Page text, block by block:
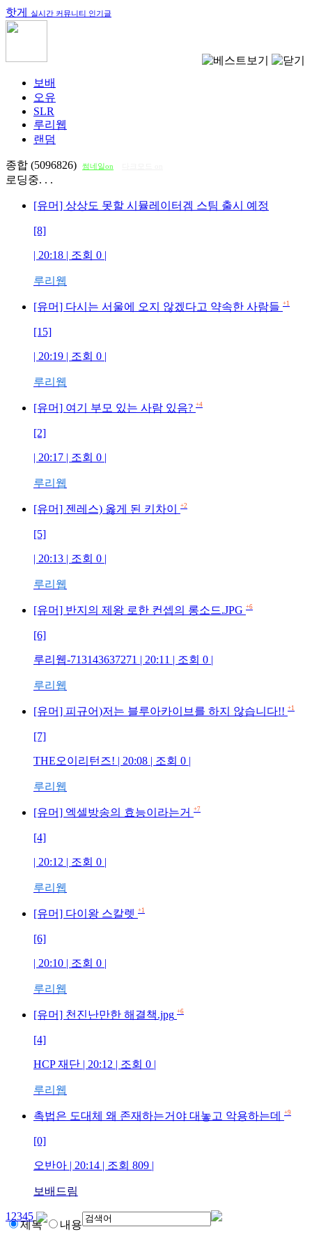
핫게 실시간 커뮤니티 인기글
보배
오유
SLR
루리웹
랜덤
종합 (5096826) 썸네일on
로딩중. . .
[유머] 상상도 못할 시뮬레이터겜 스팀 출시 예정
[8]
| 20:18 | 조회 0 |
루리웹
[유머] 다시는 서울에 오지 않겠다고 약속한 사람들 +1
[15]
| 20:19 | 조회 0 |
루리웹
[유머] 여기 부모 있는 사람 있음? +4
[2]
| 20:17 | 조회 0 |
루리웹
[유머] 젠레스) 옳게 된 키차이 +2
[5]
| 20:13 | 조회 0 |
루리웹
[유머] 반지의 제왕 로한 컨셉의 롱소드.JPG +6
[6]
루리웹-713143637271 | 20:11 | 조회 0 |
루리웹
[유머] 피규어)저는 블루아카이브를 하지 않습니다!! +1
[7]
THE오이리턴즈! | 20:08 | 조회 0 |
루리웹
[유머] 엑셀방송의 효능이라는거 +7
[4]
| 20:12 | 조회 0 |
루리웹
[유머] 다이왕 스칼렛 +1
[6]
| 20:10 | 조회 0 |
루리웹
[유머] 천진난만한 해결책.jpg +6
[4]
HCP 재단 | 20:12 | 조회 0 |
루리웹
촉법은 도대체 왜 존재하는거야 대놓고 악용하는데 +9
[0]
오반아 | 20:14 | 조회 809 |
보배드림
1 2345
제목 내용